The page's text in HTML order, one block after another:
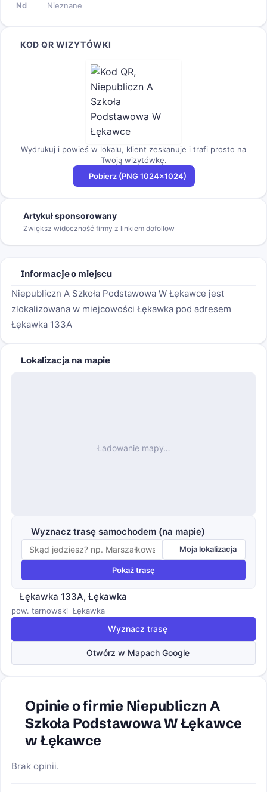
Nd Nieznane
KOD QR WIZYTÓWKI
Wydrukuj i powieś w lokalu, klient zeskanuje i trafi prosto na
Twoją wizytówkę.
Pobierz (PNG 1024×1024)
Artykuł sponsorowany
Zwiększ widoczność firmy z linkiem dofollow
Informacje o miejscu
Niepubliczn A Szkoła Podstawowa W Łękawce jest
zlokalizowana w miejcowości Łękawka pod adresem
Łękawka 133A
Lokalizacja na mapie
Ładowanie mapy…
Wyznacz trasę samochodem (na mapie)
Moja lokalizacja
Pokaż trasę
Łękawka 133A, Łękawka
pow. tarnowski Łękawka
Wyznacz trasę
Otwórz w Mapach Google
Opinie o firmie Niepubliczn A
Szkoła Podstawowa W Łękawce
w Łękawce
Brak opinii.